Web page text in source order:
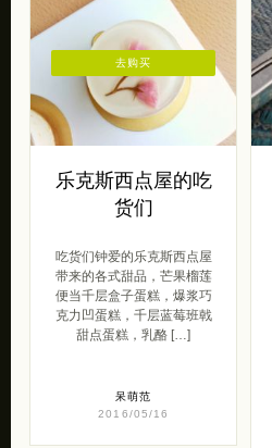
乐克斯西点屋的吃
货们
吃货们钟爱的乐克斯西点屋
带来的各式甜品，芒果榴莲
便当千层盒子蛋糕，爆浆巧
克力凹蛋糕，千层蓝莓班戟
甜点蛋糕，乳酪 […]
呆萌范
2016/05/16
去购买